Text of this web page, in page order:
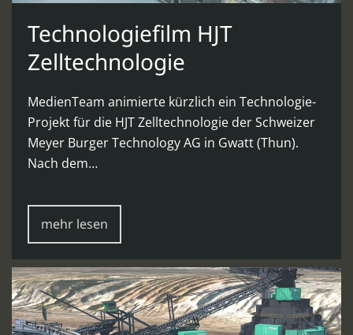
Technologiefilm HJT
Zelltechnologie
MedienTeam animierte kürzlich ein Technologie-
Projekt für die HJT Zelltechnologie der Schweizer
Meyer Burger Technology AG in Gwatt (Thun).
Nach dem…
mehr lesen